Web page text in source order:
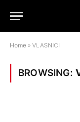
Home » VLASNICI
BROWSING: